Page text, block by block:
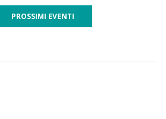
PROSSIMI EVENTI